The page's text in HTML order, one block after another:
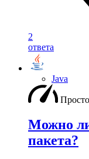
2
ответа
Java
Можно ли
пакета?